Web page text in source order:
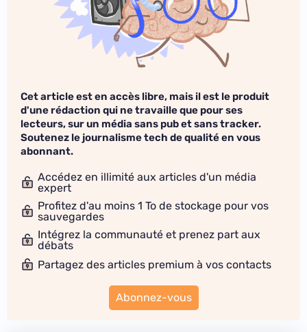
Cet article est en accès libre, mais il est le produit
d'une rédaction qui ne travaille que pour ses
lecteurs, sur un média sans pub et sans tracker.
Soutenez le journalisme tech de qualité en vous
abonnant.
Accédez en illimité aux articles d'un média
expert
Profitez d'au moins 1 To de stockage pour vos
sauvegardes
Intégrez la communauté et prenez part aux
débats
Partagez des articles premium à vos contacts
Abonnez-vous